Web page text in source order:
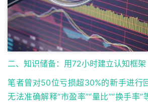
二、知识储备：用72小时建立认知框架
笔者曾对50位亏损超30%的新手进行
无法准确解释“市盈率”“量比”“换手率